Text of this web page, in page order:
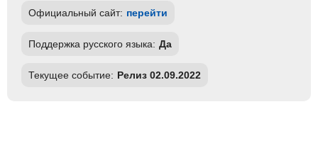
Официальный сайт: перейти
Поддержка русского языка: Да
Текущее событие: Релиз 02.09.2022